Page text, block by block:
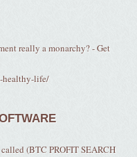
really a monarchy? - Get
healthy-life/
(BTC PROFIT SEARCH